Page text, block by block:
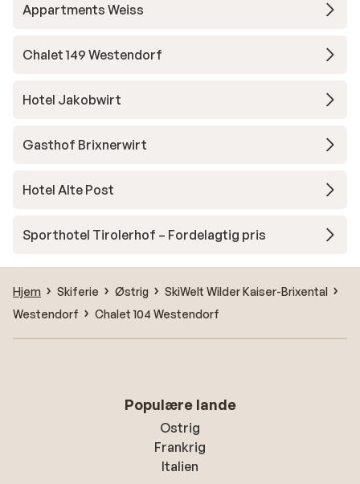
Appartments Weiss
Chalet 149 Westendorf
Hotel Jakobwirt
Gasthof Brixnerwirt
Hotel Alte Post
Sporthotel Tirolerhof – Fordelagtig pris
Hjem Skiferie Østrig
SkiWelt Wilder Kaiser-Brixental
Westendorf
Chalet 104 Westendorf
Populære lande
Ostrig
Frankrig
Italien